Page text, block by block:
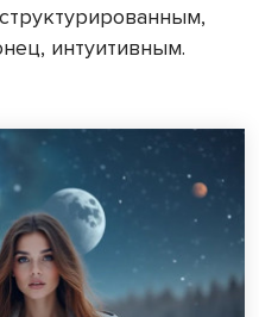
интуитивным.